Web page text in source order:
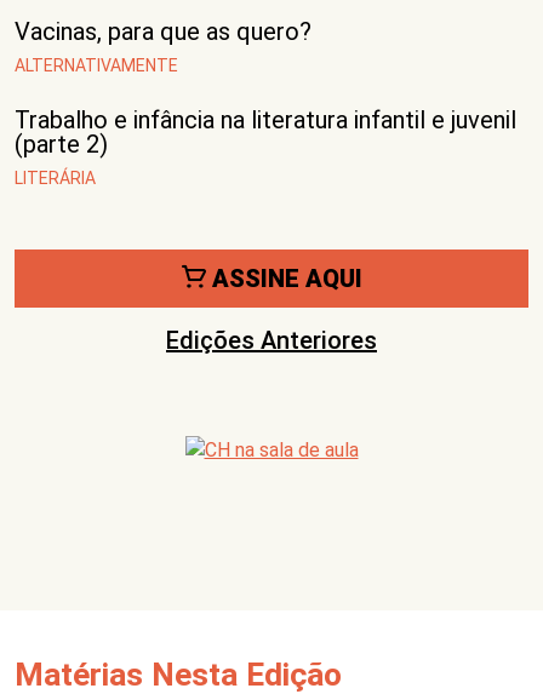
Vacinas, para que as quero?
ALTERNATIVAMENTE
Trabalho e infância na literatura infantil e juvenil
(parte 2)
LITERÁRIA
ASSINE AQUI
Edições Anteriores
Matérias Nesta Edição